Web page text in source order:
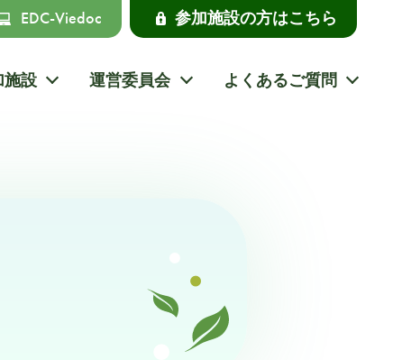
EDC-Viedoc 参加施設の方はこちら
施設 運営委員会 よくあるご質問